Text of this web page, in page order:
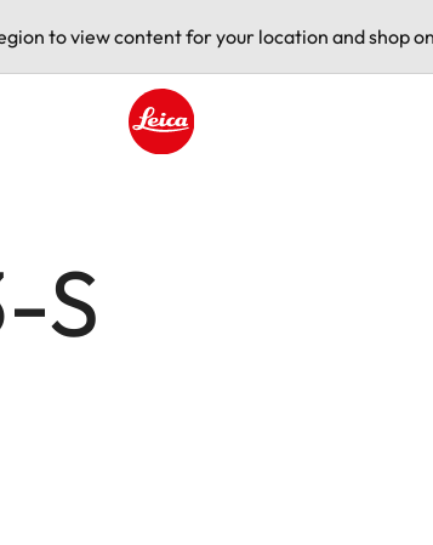
to view content for your location and shop
S